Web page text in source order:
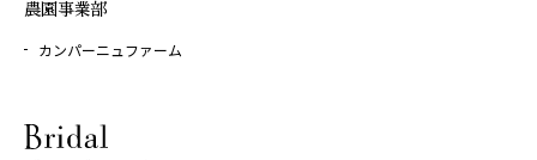
農園事業部
カンパーニュファーム